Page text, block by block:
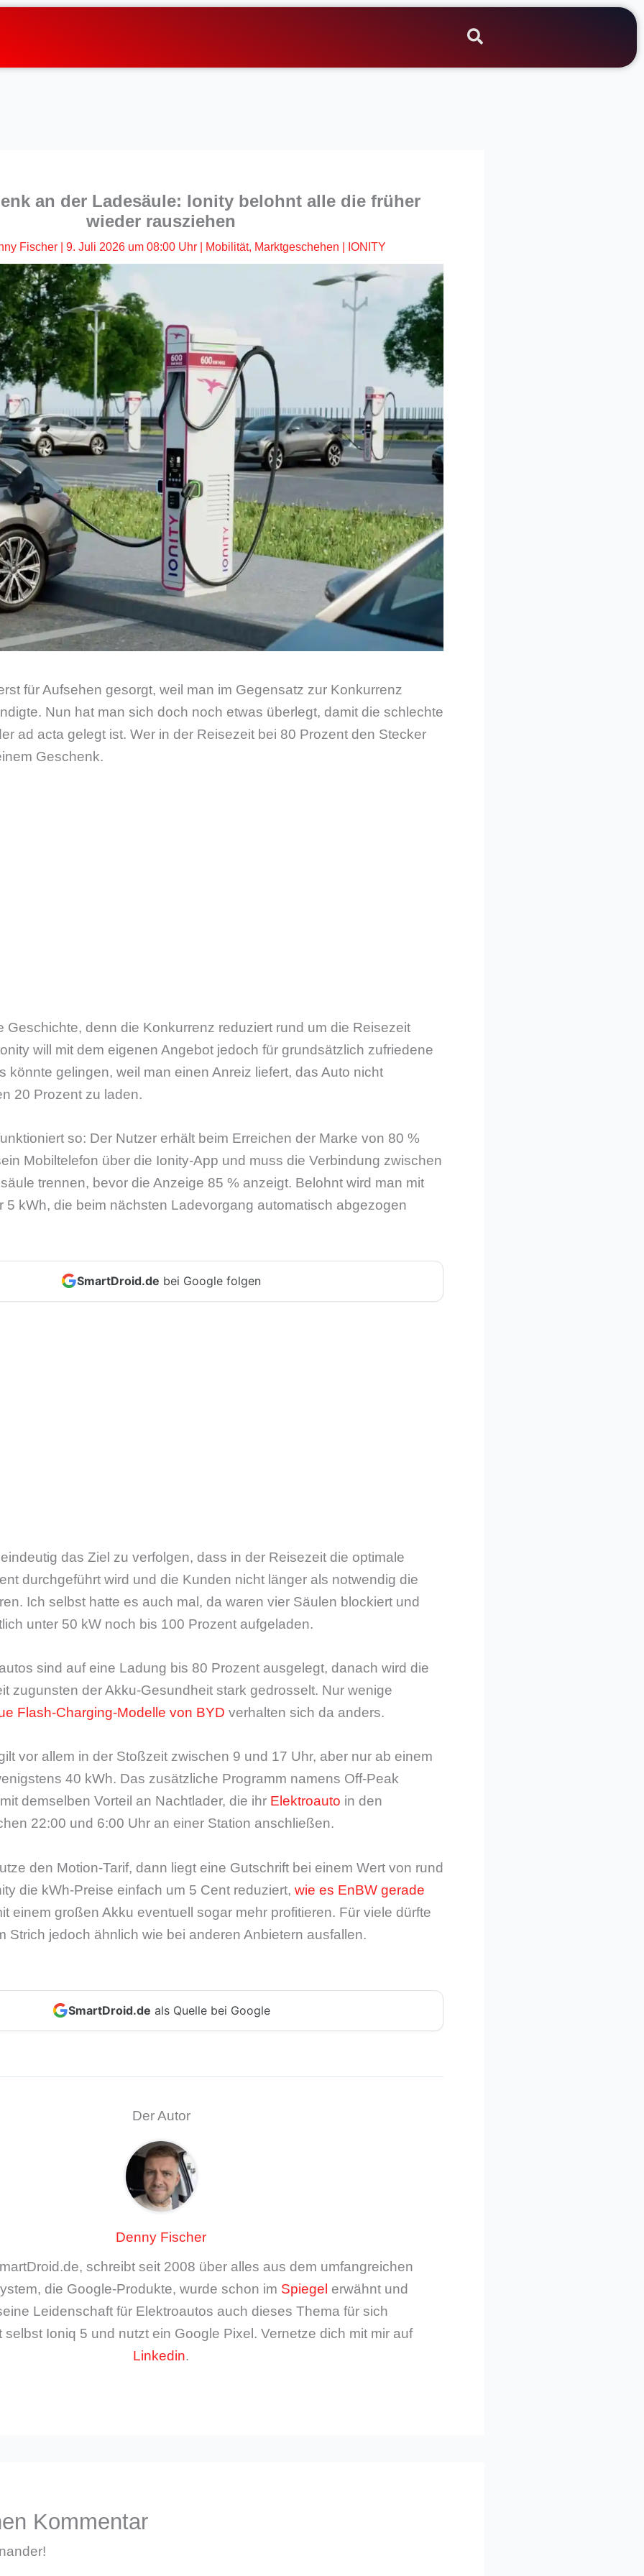
an der Ladesäule: Ionity belohnt alle die früher
wieder rausziehen
Fischer 9. Juli 2026 um 08:00 Uhr Mobilität, Marktgeschehen IONITY
für Aufsehen gesorgt, weil man im Gegensatz zur Konkurrenz
Nun hat man sich doch noch etwas überlegt, damit die schlechte
ad acta gelegt ist. Wer in der Reisezeit bei 80 Prozent den Stecker
Geschenk.
Geschichte, denn die Konkurrenz reduziert rund um die Reisezeit
will mit dem eigenen Angebot jedoch für grundsätzlich zufriedene
könnte gelingen, weil man einen Anreiz liefert, das Auto nicht
20 Prozent zu laden.
so: Der Nutzer erhält beim Erreichen der Marke von 80 %
Mobiltelefon über die Ionity-App und muss die Verbindung zwischen
trennen, bevor die Anzeige 85 % anzeigt. Belohnt wird man mit
5 kWh, die beim nächsten Ladevorgang automatisch abgezogen
SmartDroid.de bei Google folgen
das Ziel zu verfolgen, dass in der Reisezeit die optimale
durchgeführt wird und die Kunden nicht länger als notwendig die
Ich selbst hatte es auch mal, da waren vier Säulen blockiert und
unter 50 kW noch bis 100 Prozent aufgeladen.
sind auf eine Ladung bis 80 Prozent ausgelegt, danach wird die
zugunsten der Akku-Gesundheit stark gedrosselt. Nur wenige
Flash-Charging-Modelle von BYD verhalten sich da anders.
vor allem in der Stoßzeit zwischen 9 und 17 Uhr, aber nur ab einem
40 kWh. Das zusätzliche Programm namens Off-Peak
demselben Vorteil an Nachtlader, die ihr Elektroauto in den
22:00 und 6:00 Uhr an einer Station anschließen.
den Motion-Tarif, dann liegt eine Gutschrift bei einem Wert von rund
die kWh-Preise einfach um 5 Cent reduziert, wie es EnBW gerade
einem großen Akku eventuell sogar mehr profitieren. Für viele dürfte
Strich jedoch ähnlich wie bei anderen Anbietern ausfallen.
SmartDroid.de als Quelle bei Google
Der Autor
Denny Fischer
schreibt seit 2008 über alles aus dem umfangreichen
die Google-Produkte, wurde schon im Spiegel erwähnt und
Leidenschaft für Elektroautos auch dieses Thema für sich
selbst Ioniq 5 und nutzt ein Google Pixel. Vernetze dich mit mir auf
Linkedin.
Kommentar